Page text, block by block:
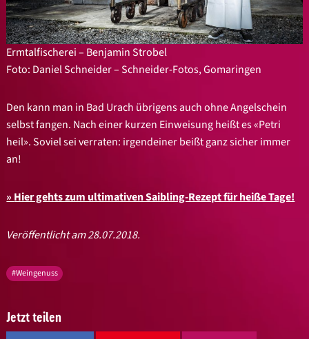
Ermtalfischerei – Benjamin Strobel
Foto: Daniel Schneider – Schneider-Fotos, Gomaringen
Den kann man in Bad Urach übrigens auch ohne Angelschein
selbst fangen. Nach einer kurzen Einweisung heißt es «Petri
heil». Soviel sei verraten: irgendeiner beißt ganz sicher immer
an!
Hier gehts zum ultimativen Saibling-Rezept für heiße Tage!
Veröffentlicht am 28.07.2018.
#Weingenuss
Jetzt teilen